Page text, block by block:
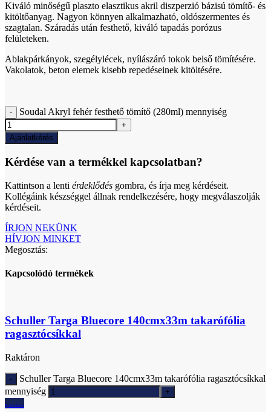
Kiváló minőségű plaszto elasztikus akril diszperzió bázisú tömítő- és
kitöltőanyag. Nagyon könnyen alkalmazható, oldószermentes és
szagtalan. Száradás után festhető, kiváló tapadás porózus
felületeken.
Ablakpárkányok, szegélylécek, nyílászáró tokok belső tömítésére.
Vakolatok, beton elemek kisebb repedéseinek kitöltésére.
Soudal Akryl fehér festhető tömítő (280ml) mennyiség
Ajánlatkérés
Kérdése van a termékkel kapcsolatban?
Kattintson a lenti érdeklődés gombra, és írja meg kérdéseit.
Kollégáink készséggel állnak rendelkezésére, hogy megválaszolják
kérdéseit.
ÍRJON NEKÜNK
HÍVJON MINKET
Megosztás:
Kapcsolódó termékek
Schuller Targa Bluecore 140cmx33m takarófólia
ragasztócsíkkal
Raktáron
Schuller Targa Bluecore 140cmx33m takarófólia ragasztócsíkkal
mennyiség
Ajánlatkérés